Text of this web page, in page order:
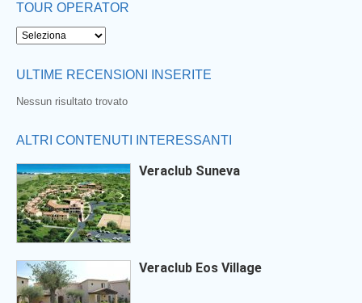
TOUR OPERATOR
ULTIME RECENSIONI INSERITE
Nessun risultato trovato
ALTRI CONTENUTI INTERESSANTI
Veraclub Suneva
Veraclub Eos Village